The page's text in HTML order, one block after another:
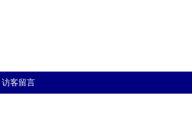
访客留言